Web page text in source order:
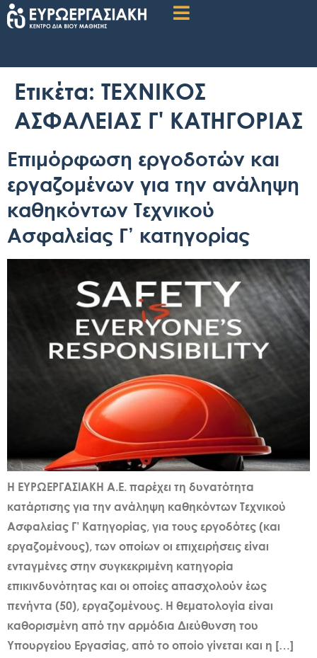
Ετικέτα: ΤΕΧΝΙΚΟΣ
ΑΣΦΑΛΕΙΑΣ Γ' ΚΑΤΗΓΟΡΙΑΣ
Επιμόρφωση εργοδοτών και
εργαζομένων για την ανάληψη
καθηκόντων Τεχνικού
Ασφαλείας Γ’ κατηγορίας
Η ΕΥΡΩΕΡΓΑΣΙΑΚΗ Α.Ε. παρέχει τη δυνατότητα
κατάρτισης για την ανάληψη καθηκόντων Τεχνικού
Ασφαλείας Γ’ Κατηγορίας, για τους εργοδότες (και
εργαζομένους), των οποίων οι επιχειρήσεις είναι
ενταγμένες στην συγκεκριμένη κατηγορία
επικινδυνότητας και οι οποίες απασχολούν έως
πενήντα (50), εργαζομένους. Η θεματολογία είναι
καθορισμένη από την αρμόδια Διεύθυνση του
Υπουργείου Εργασίας, από το οποίο γίνεται και η […]